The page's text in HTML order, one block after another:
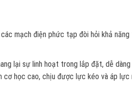
mạch điện phức tạp đòi hỏi khả
lại sự linh hoạt trong lắp đặt, dễ
cơ học cao, chịu được lực kéo và áp lực